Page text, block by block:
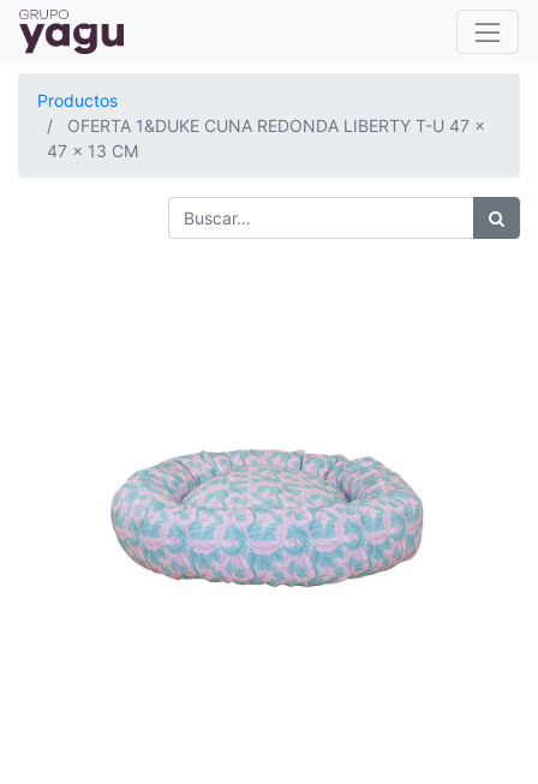
Productos
OFERTA 1&DUKE CUNA REDONDA LIBERTY T-U 47 x
47 x 13 CM